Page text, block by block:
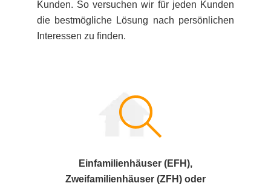
Kunden. So versuchen wir für jeden Kunden
die bestmögliche Lösung nach persönlichen
Interessen zu finden.
Einfamilienhäuser (EFH),
Zweifamilienhäuser (ZFH) oder